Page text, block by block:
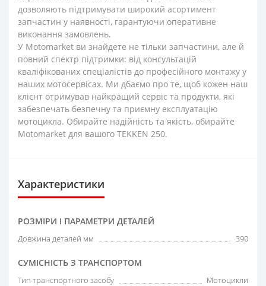
дозволяють підтримувати широкий асортимент
запчастин у наявності, гарантуючи оперативне
виконання замовлень.
У Motomarket ви знайдете не тільки запчастини, але й
повний спектр підтримки: від консультацій
кваліфікованих спеціалістів до професійного монтажу у
наших мотосервісах. Ми дбаємо про те, щоб кожен наш
клієнт отримував найкращий сервіс та продукти, які
забезпечать безпечну та приємну експлуатацію
мотоцикла. Обирайте надійність та якість, обирайте
Motomarket для вашого TEKKEN 250.
Характеристики
РОЗМІРИ І ПАРАМЕТРИ ДЕТАЛЕЙ
Довжина деталей мм 390
СУМІСНІСТЬ З ТРАНСПОРТОМ
Тип транспортного засобу
Мотоцикли